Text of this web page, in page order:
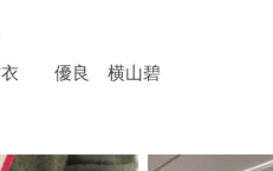
衣 優良 横山碧